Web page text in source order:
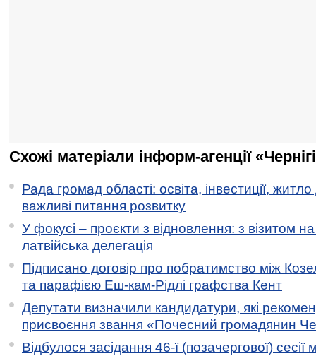
Схожі матеріали інформ-агенції
Рада громад області: освіта, інвестиції,
важливі питання розвитку
У фокусі – проєкти з відновлення: з візитом
латвійська делегація
Підписано договір про побратимство між
та парафією Еш-кам-Рідлі графства Кент
Депутати визначили кандидатури, які
присвоєння звання «Почесний громадянин
Відбулося засідання 46-ї (позачергової) сесії